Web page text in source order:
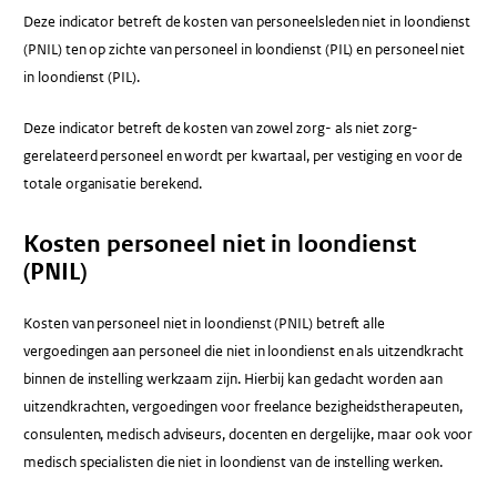
Deze indicator betreft de kosten van personeelsleden niet in loondienst
(PNIL) ten op zichte van personeel in loondienst (PIL) en personeel niet
in loondienst (PIL).
Deze indicator betreft de kosten van zowel zorg- als niet zorg-
gerelateerd personeel en wordt per kwartaal, per vestiging en voor de
totale organisatie berekend.
Kosten personeel niet in loondienst
(PNIL)
Kosten van personeel niet in loondienst (PNIL) betreft alle
vergoedingen aan personeel die niet in loondienst en als uitzendkracht
binnen de instelling werkzaam zijn. Hierbij kan gedacht worden aan
uitzendkrachten, vergoedingen voor freelance bezigheidstherapeuten,
consulenten, medisch adviseurs, docenten en dergelijke, maar ook voor
medisch specialisten die niet in loondienst van de instelling werken.